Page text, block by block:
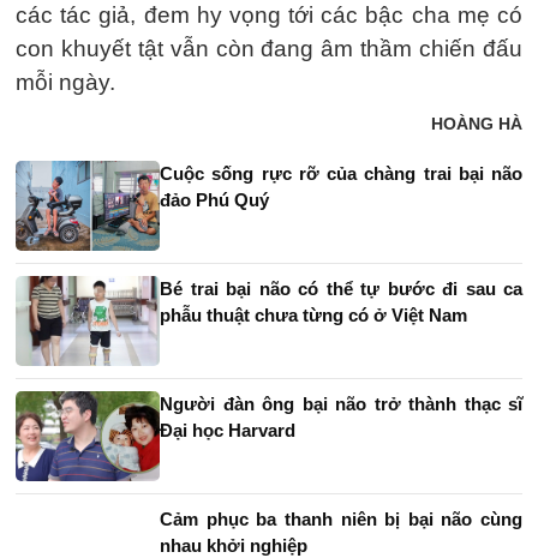
các tác giả, đem hy vọng tới các bậc cha mẹ có
con khuyết tật vẫn còn đang âm thầm chiến đấu
mỗi ngày.
HOÀNG HÀ
Cuộc sống rực rỡ của chàng trai bại não
đảo Phú Quý
Bé trai bại não có thể tự bước đi sau ca
phẫu thuật chưa từng có ở Việt Nam
Người đàn ông bại não trở thành thạc sĩ
Đại học Harvard
Cảm phục ba thanh niên bị bại não cùng
nhau khởi nghiệp